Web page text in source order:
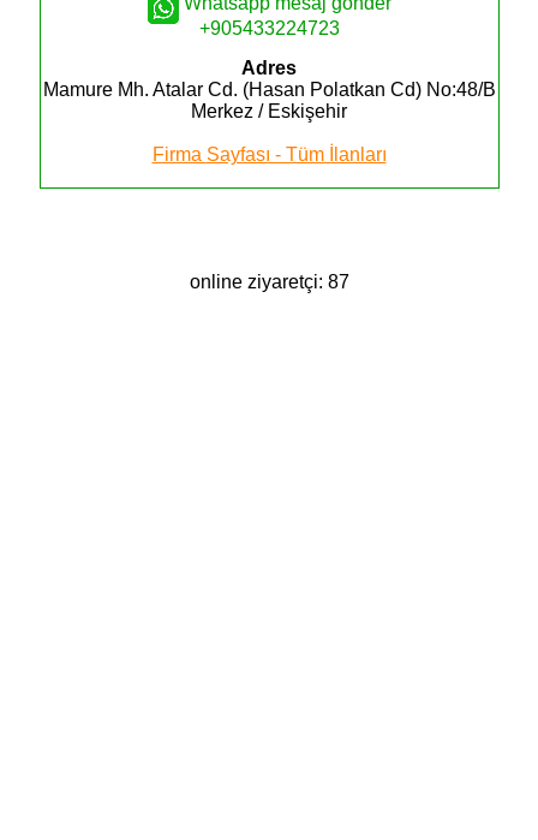
+905433224723
Adres
Mamure Mh. Atalar Cd. (Hasan Polatkan Cd) No:48/B
Merkez / Eskişehir
Firma Sayfası - Tüm İlanları
online ziyaretçi: 87